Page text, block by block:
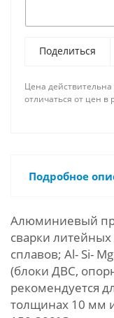
Поделиться
Цена
отличаться от цен в
Подробное
Алюминиевый
сварки литейных
сплавов; Al- Si-
(блоки ДВС,
рекомендуется
толщинах 10 мм